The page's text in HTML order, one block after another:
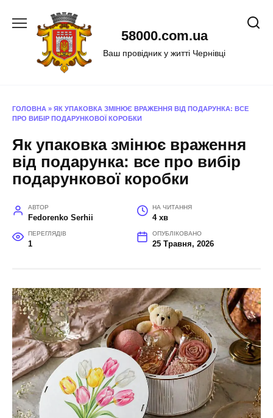
58000.com.ua
Ваш провідник у житті Чернівці
ГОЛОВНА » ЯК УПАКОВКА ЗМІНЮЄ ВРАЖЕННЯ ВІД ПОДАРУНКА: ВСЕ
ПРО ВИБІР ПОДАРУНКОВОЇ КОРОБКИ
Як упаковка змінює враження
від подарунка: все про вибір
подарункової коробки
АВТОР
Fedorenko Serhii
НА ЧИТАННЯ
4 хв
ПЕРЕГЛЯДІВ
1
ОПУБЛІКОВАНО
25 Травня, 2026